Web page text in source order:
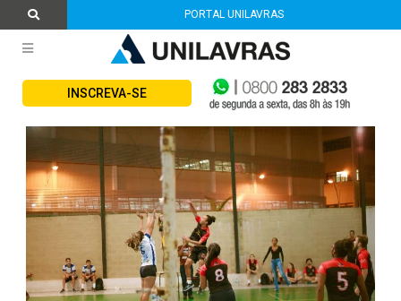
PORTAL UNILAVRAS
INSCREVA-SE